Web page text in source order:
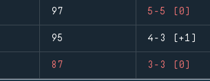
97 5-5 (0)
95 4-3 (+1)
87 3-3 (0)